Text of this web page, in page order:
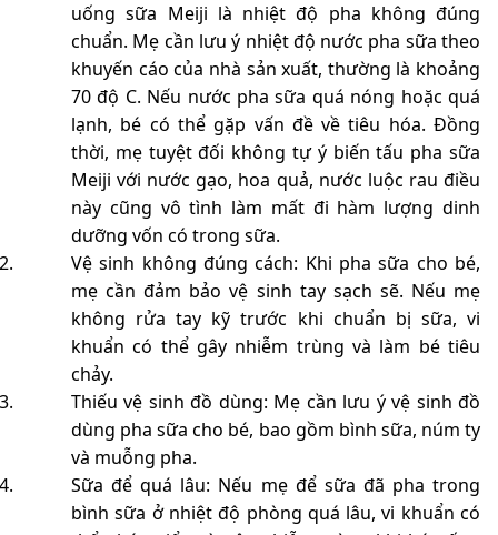
uống sữa Meiji là nhiệt độ pha không đúng
chuẩn. Mẹ cần lưu ý nhiệt độ nước pha sữa theo
khuyến cáo của nhà sản xuất, thường là khoảng
70 độ C. Nếu nước pha sữa quá nóng hoặc quá
lạnh, bé có thể gặp vấn đề về tiêu hóa. Đồng
thời, mẹ tuyệt đối không tự ý biến tấu pha sữa
Meiji với nước gạo, hoa quả, nước luộc rau điều
này cũng vô tình làm mất đi hàm lượng dinh
dưỡng vốn có trong sữa.
Vệ sinh không đúng cách: Khi pha sữa cho bé,
mẹ cần đảm bảo vệ sinh tay sạch sẽ. Nếu mẹ
không rửa tay kỹ trước khi chuẩn bị sữa, vi
khuẩn có thể gây nhiễm trùng và làm bé tiêu
chảy.
Thiếu vệ sinh đồ dùng: Mẹ cần lưu ý vệ sinh đồ
dùng pha sữa cho bé, bao gồm bình sữa, núm ty
và muỗng pha.
Sữa để quá lâu: Nếu mẹ để sữa đã pha trong
bình sữa ở nhiệt độ phòng quá lâu, vi khuẩn có